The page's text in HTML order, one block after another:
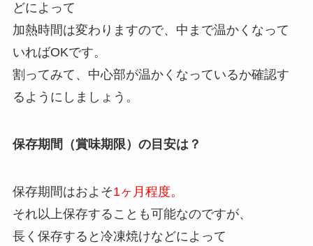
どによって
加熱時間は変わりますので、中まで温かくなって
いればOKです。
割ってみて、中心部が温かくなっているか確認す
るようにしましょう。
保存期間（賞味期限）の目安は？
保存期間はおよそ1ヶ月程度。
それ以上保存することも可能なのですが、
長く保存すると冷凍焼けなどによって